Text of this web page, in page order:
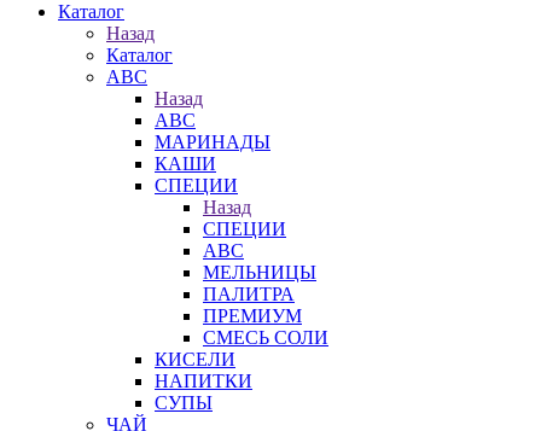
Каталог
Назад
Каталог
АВС
Назад
АВС
МАРИНАДЫ
КАШИ
СПЕЦИИ
Назад
СПЕЦИИ
АВС
МЕЛЬНИЦЫ
ПАЛИТРА
ПРЕМИУМ
СМЕСЬ СОЛИ
КИСЕЛИ
НАПИТКИ
СУПЫ
ЧАЙ